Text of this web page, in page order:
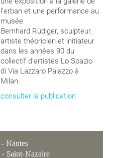
l’erban et une performance au
musée.
Bernhard Rüdiger, sculpteur,
artiste théoricien et initiateur
dans les années 90 du
collectif d’artistes Lo Spazio
di Via Lazzaro Palazzo à
Milan.
consulter la publication
- Nantes
- Saint-Nazaire